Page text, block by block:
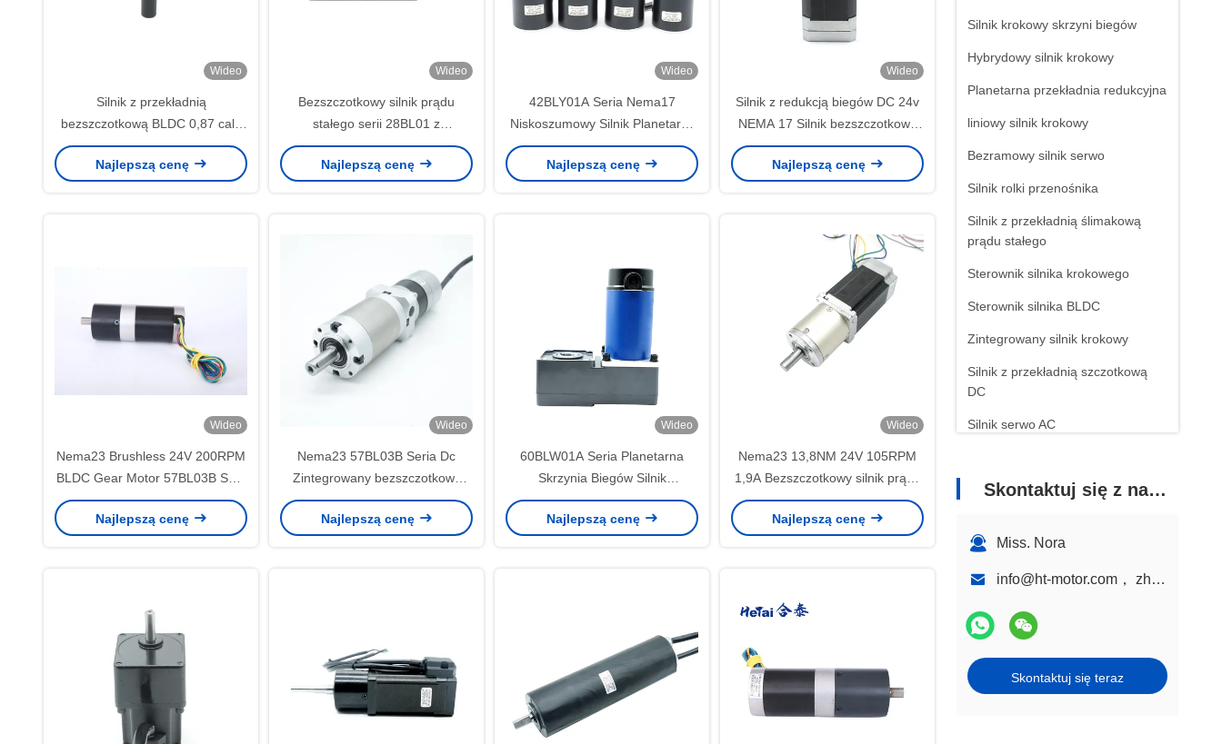
Silnik krokowy skrzyni biegów
Hybrydowy silnik krokowy
Planetarna przekładnia redukcyjna
liniowy silnik krokowy
Bezramowy silnik serwo
Silnik rolki przenośnika
Silnik z przekładnią ślimakową
prądu stałego
Sterownik silnika krokowego
Sterownik silnika BLDC
Zintegrowany silnik krokowy
Silnik z przekładnią szczotkową
DC
Silnik serwo AC
Skontaktuj się z nami
Miss. Nora
info@ht-motor.com， zhaoyu@ht-motor.com
Skontaktuj się teraz
Wideo
Silnik z przekładnią
bezszczotkową BLDC 0,87 cala
24V 300 obr./min Seria 22BL
Silnik bezszczotkowy z
Najlepszą cenę
Wideo
Bezszczotkowy silnik prądu
stałego serii 28BL01 z
przekładnią planetarną Mały
motoreduktor nema11
Najlepszą cenę
Wideo
42BLY01A Seria Nema17
Niskoszumowy Silnik Planetarny
DC Silnik Bezszczotkowy z
Przekładnią
Najlepszą cenę
Wideo
Silnik z redukcją biegów DC 24v
NEMA 17 Silnik bezszczotkowy
36 mm
Najlepszą cenę
Wideo
Nema23 Brushless 24V 200RPM
BLDC Gear Motor 57BL03B Serii
Do Sprzedawcy
Najlepszą cenę
Wideo
Nema23 57BL03B Seria Dc
Zintegrowany bezszczotkowy
silnik z skrzynią biegów 24V
25N.M 15Rpm
Najlepszą cenę
Wideo
60BLW01A Seria Planetarna
Skrzynia Biegów Silnik
Bezszczotkowy DC 15N.M 24V
38W 15RPM
Najlepszą cenę
Wideo
Nema23 13,8NM 24V 105RPM
1,9A Bezszczotkowy silnik prądu
stałego z przekładnią planetarną
Najlepszą cenę